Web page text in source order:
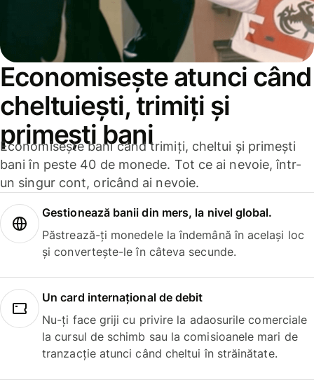
Economisește atunci când
cheltuiești, trimiți și
primești bani
Economisește bani când trimiți, cheltui și primești
bani în peste 40 de monede. Tot ce ai nevoie, într-
un singur cont, oricând ai nevoie.
Gestionează banii din mers, la nivel global.
Păstrează-ți monedele la îndemână în același loc
și convertește-le în câteva secunde.
Un card internațional de debit
Nu-ți face griji cu privire la adaosurile comerciale
la cursul de schimb sau la comisioanele mari de
tranzacție atunci când cheltui în străinătate.